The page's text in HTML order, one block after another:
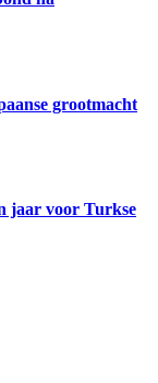
grootmacht
jaar voor Turkse